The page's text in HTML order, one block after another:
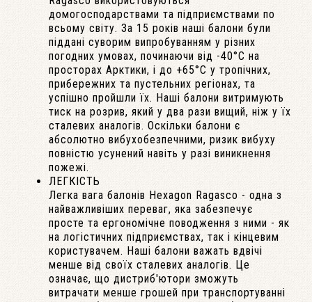
домогосподарствами та підприємствами по
всьому світу. За 15 років наші балони були
піддані суворим випробуванням у різних
погодних умовах, починаючи від -40°С на
просторах Арктики, і до +65°С у тропічних,
прибережних та пустельних регіонах, та
успішно пройшли їх. Наші балони витримують
тиск на розрив, який у два рази вищий, ніж у їх
сталевих аналогів. Оскільки балони є
абсолютно вибухобезпечними, ризик вибуху
повністю усунений навіть у разі виникнення
пожежі.
ЛЕГКІСТЬ
Легка вага балонів Hexagon Ragasco - одна з
найважливіших переваг, яка забезпечує
просте та ергономічне поводження з ними - як
на логістичних підприємствах, так і кінцевим
користувачем. Наші балони важать вдвічі
менше від своїх сталевих аналогів. Це
означає, що дистриб'ютори зможуть
витрачати менше грошей при транспортуванні